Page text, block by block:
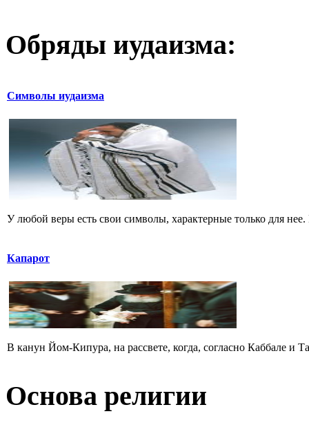
Обряды иудаизма:
Символы иудаизма
У любой веры есть свои символы, характерные только для
Капарот
В канун Йом-Кипура, на рассвете, когда, согласно Каббале и
Основа религии